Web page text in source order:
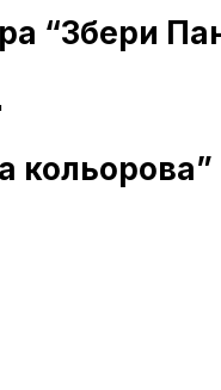
“Збери
кольорова”